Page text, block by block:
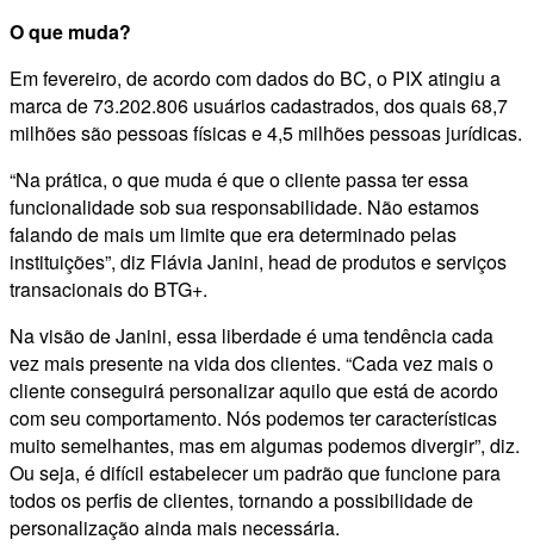
O que muda?
Em fevereiro, de acordo com dados do BC, o PIX atingiu a
marca de 73.202.806 usuários cadastrados, dos quais 68,7
milhões são pessoas físicas e 4,5 milhões pessoas jurídicas.
“Na prática, o que muda é que o cliente passa ter essa
funcionalidade sob sua responsabilidade. Não estamos
falando de mais um limite que era determinado pelas
instituições”, diz Flávia Janini, head de produtos e serviços
transacionais do BTG+.
Na visão de Janini, essa liberdade é uma tendência cada
vez mais presente na vida dos clientes. “Cada vez mais o
cliente conseguirá personalizar aquilo que está de acordo
com seu comportamento. Nós podemos ter características
muito semelhantes, mas em algumas podemos divergir”, diz.
Ou seja, é difícil estabelecer um padrão que funcione para
todos os perfis de clientes, tornando a possibilidade de
personalização ainda mais necessária.